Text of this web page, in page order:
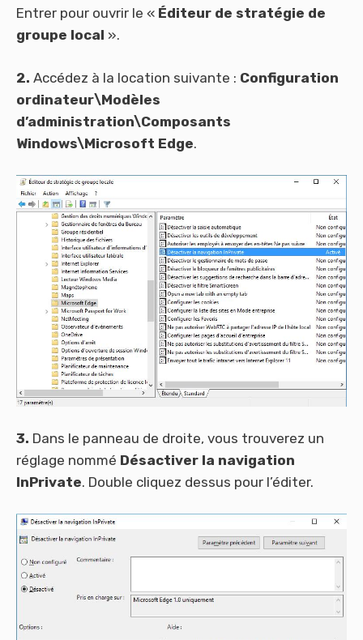
Entrer pour ouvrir le « Éditeur de stratégie de
groupe local ».
2. Accédez à la location suivante : Configuration
ordinateur\Modèles
d’administration\Composants
Windows\Microsoft Edge.
3. Dans le panneau de droite, vous trouverez un
réglage nommé Désactiver la navigation
InPrivate. Double cliquez dessus pour l’éditer.